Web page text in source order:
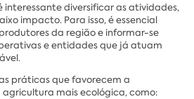
interessante diversificar as atividades,
impacto. Para isso, é essencial
da região e informar-se
e entidades que já atuam
práticas que favorecem a
mais ecológica, como: